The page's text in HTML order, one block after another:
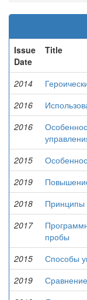
Issue
Date
Title
2014
2016
2016
2015
2019
2018
Принципы
2017
пробы
2015 Способы
2019